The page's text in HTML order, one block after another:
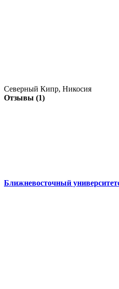
Северный Кипр, Никосия
Отзывы (1)
Ближневосточный